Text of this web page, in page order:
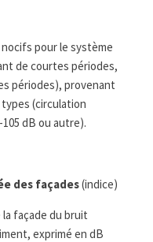
pour le système
de courtes périodes,
périodes), provenant
(circulation
dB ou autre).
des façades(indice)
façade du bruit
exprimé en dB